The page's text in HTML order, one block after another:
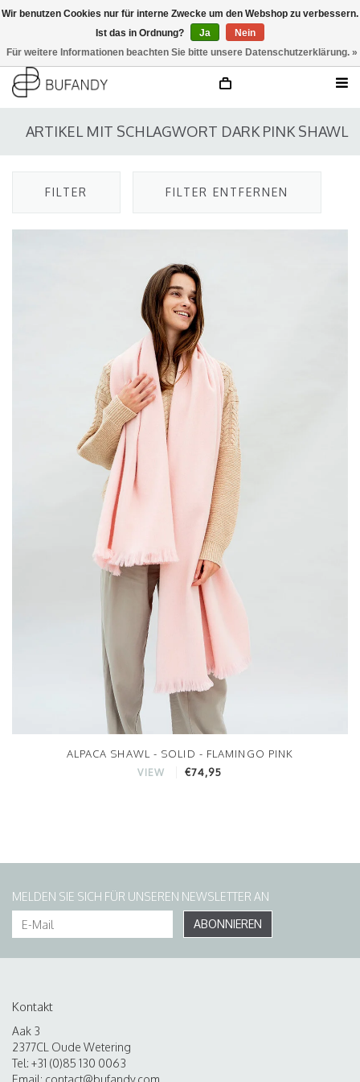
ARTIKEL MIT SCHLAGWORT DARK PINK SHAWL
FILTER FILTER ENTFERNEN
ALPACA SHAWL - SOLID - FLAMINGO PINK
VIEW €74,95
MELDEN SIE SICH FÜR UNSEREN NEWSLETTER AN
ABONNIEREN
Kontakt
Aak 3
2377CL Oude Wetering
Tel: +31 (0)85 130 0063
Email: contact@bufandy.com
Wir benutzen Cookies nur für interne Zwecke um den Webshop zu verbessern.
Ist das in Ordnung?
Ja
Nein
Für weitere Informationen beachten Sie bitte unsere Datenschutzerklärung. »